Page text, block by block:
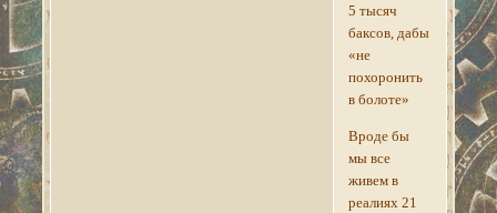
5 тысяч
баксов, дабы
«не
похоронить
в болоте»
Вроде бы
мы все
живем в
реалиях 21